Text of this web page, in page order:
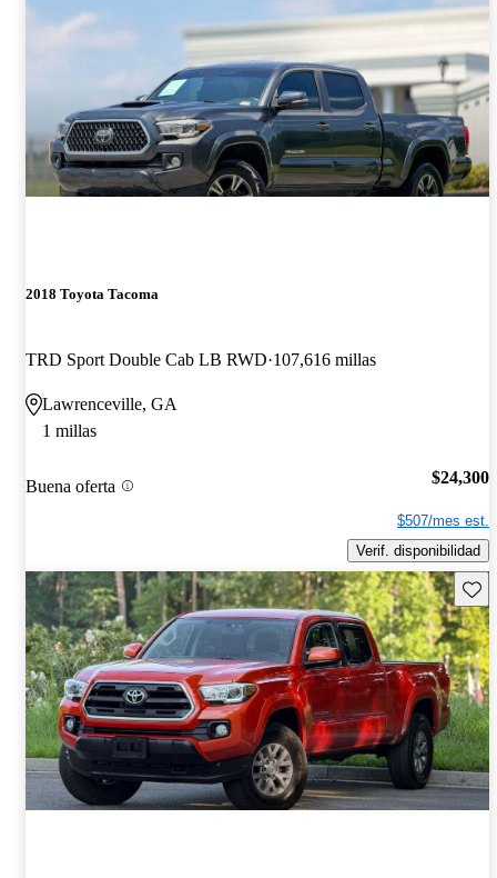
2018 Toyota Tacoma
TRD Sport Double Cab LB RWD 107,616 millas
Lawrenceville, GA
1 millas
Buena oferta $24,300
$507/mes est.
Verif. disponibilidad